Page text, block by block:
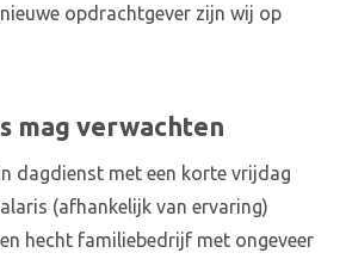
opdrachtgever zijn wij op
mag verwachten
dagdienst met een korte vrijdag
(afhankelijk van ervaring)
hecht familiebedrijf met ongeveer